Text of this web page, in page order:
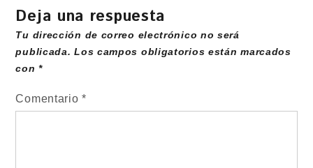
Deja una respuesta
Tu dirección de correo electrónico no será
publicada. Los campos obligatorios están marcados
con*
Comentario*